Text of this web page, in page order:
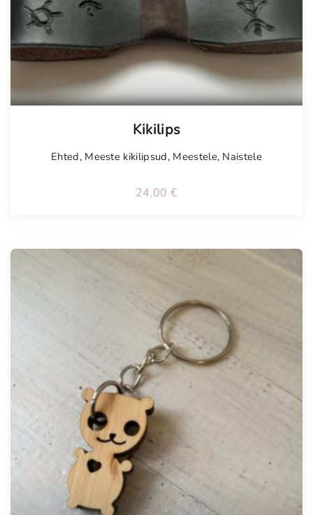
Kikilips
Ehted, Meeste kikilipsud, Meestele, Naistele
24,00 €